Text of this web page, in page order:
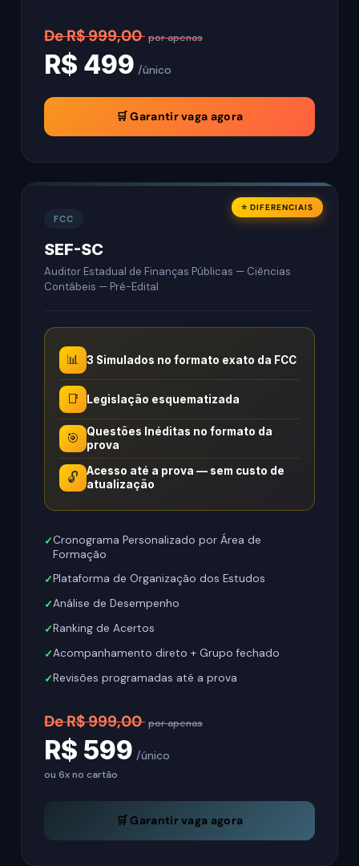
De R$ 999,00 por apenas
R$ 499 /único
🛒 Garantir vaga agora
⭐ DIFERENCIAIS
FCC
SEF-SC
Auditor Estadual de Finanças Públicas — Ciências
Contábeis — Pré-Edital
📊 3 Simulados no formato exato da FCC
📑 Legislação esquematizada
🎯
Questões Inéditas no formato da
prova
🔓
Acesso até a prova — sem custo de
atualização
Cronograma Personalizado por Área de
Formação
Plataforma de Organização dos Estudos
Análise de Desempenho
Ranking de Acertos
Acompanhamento direto + Grupo fechado
Revisões programadas até a prova
De R$ 999,00 por apenas
R$ 599 /único
ou 6x no cartão
🛒 Garantir vaga agora